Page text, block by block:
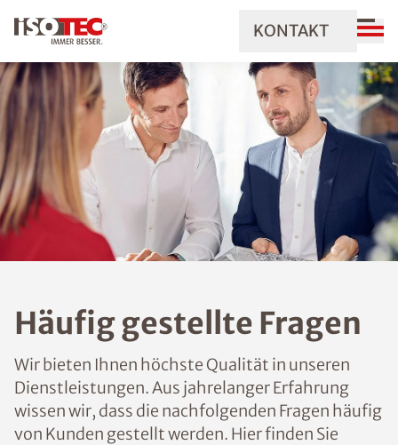
KONTAKT
Häufig gestellte Fragen
Wir bieten Ihnen höchste Qualität in unseren
Dienstleistungen. Aus jahrelanger Erfahrung
wissen wir, dass die nachfolgenden Fragen häufig
von Kunden gestellt werden. Hier finden Sie